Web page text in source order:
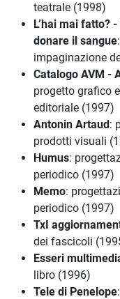
teatrale (1998)
L’hai mai fatto?
donare il sangue
impaginazione
Catalogo AVM -
progetto grafico
editoriale (1997)
Antonin Artaud :
prodotti visuali
Humus:
periodico (1997)
Memo:
periodico (1997)
TxI
dei fascicoli
Esseri
libro (1996)
Tele di Penelope